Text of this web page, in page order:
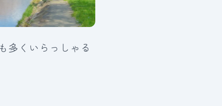
多くいらっしゃる